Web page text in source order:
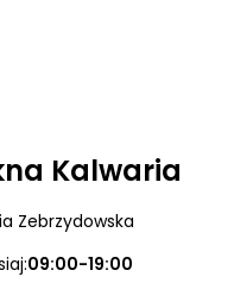
Kalwaria
Zebrzydowska
09:00-19:00